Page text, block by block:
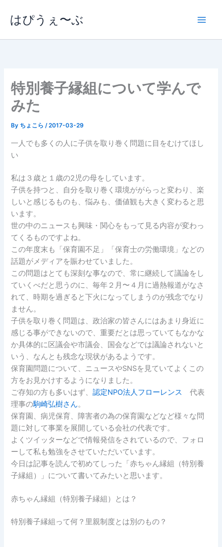
ス
はぴうぇ〜ぶ
特別養子縁組について学んで
みた
By ちょこら/2017-03-29
一人でも多くの人に子供を取り巻く問題に目をむけてほし
い
私は３歳と１歳の2児の母をしています。
子供を持つと、自分を取り巻く環境ががらっと変わり、楽
しいと感じるものも、悩みも、価値観も大きく変わると思
います。
世の中のニュースも興味・関心をもって見る内容が変わっ
てくるものですよね。
この年度末も「保育園不足」「保育士の労働環境」などの
話題がメディアを賑わせていました。
この問題はとても深刻な事なので、常に継続して議論をし
ていくべだと思うのに、毎年２月〜４月に過熱報道がなさ
れて、時期を過ぎると下火になってしまうのが残念でなり
ません。
子供を取り巻く問題は、政治家の皆さんにはあまり身近に
感じる事ができないので、重要だとは思っていてもなかな
か具体的に区議会や市議会、国会などでは議論されないと
いう、なんとも残念な現状があるようです。
保育園問題について、ニュースやSNSを見ていてよくこの
方をお見かけするようになりました。
ご存知の方も多いはず、認定NPO法人フローレンス
代表
理事の駒崎弘樹さん。
保育園、病児保育、障害者の為の保育園などなど様々な問
題に対して事業を展開している会社の代表です。
よくツイッターなどで情報発信をされているので、フォロ
ーして私も勉強をさせていただいています。
今日は記事を読んで初めてしった「赤ちゃん縁組（特別養
子縁組）」について書いてみたいと思います。
赤ちゃん縁組（特別養子縁組）とは？
特別養子縁組って何？里親制度とは別のもの？